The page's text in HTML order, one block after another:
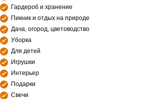
Гардероб и хранение
Пикник и отдых на природе
Дача, огород, цветоводство
Уборка
Для детей
Игрушки
Интерьер
Подарки
Свечи